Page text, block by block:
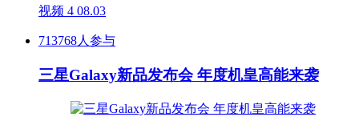
视频 4 08.03
713768人参与
三星Galaxy新品发布会 年度机皇高能来袭